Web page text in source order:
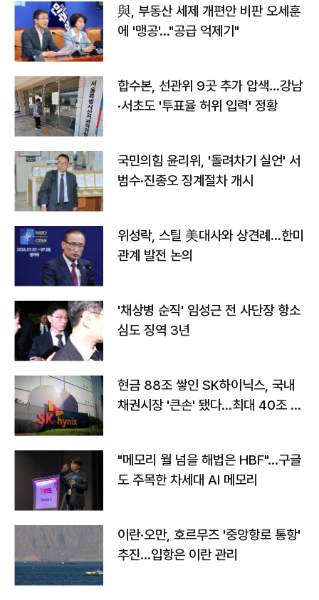
與, 부동산 세제 개편안 비판 오세훈
에 '맹공'…"공급 억제기"
합수본, 선관위 9곳 추가 압색…강남
·서초도 '투표율 허위 입력' 정황
국민의힘 윤리위, '돌려차기 실언' 서
범수·진종오 징계절차 개시
위성락, 스틸 美대사와 상견례…한미
관계 발전 논의
'채상병 순직' 임성근 전 사단장 항소
심도 징역 3년
현금 88조 쌓인 SK하이닉스, 국내
채권시장 '큰손' 됐다…최대 40조 투
"메모리 월 넘을 해법은 HBF"…구글
도 주목한 차세대 AI 메모리
이란·오만, 호르무즈 '중앙항로 통항'
추진…입항은 이란 관리